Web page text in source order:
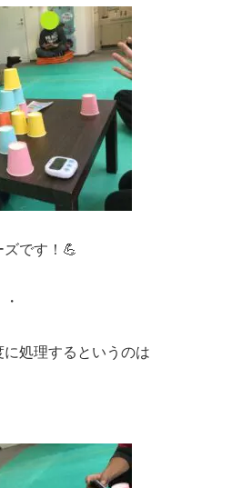
です！💪
処理するというのは